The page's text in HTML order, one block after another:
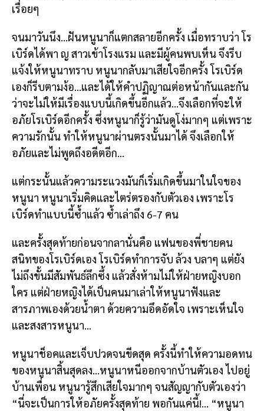
เรื่อยๆ
จนมาวันนึง…ฝันหนูนาก็แตกสลายอีกครั้ง เมื่อทราบว่า โร
เบิร์ดได้พา ญ สาวเข้าโรงแรม และมีผู้คนพบเห็น จึงรีบ
แจ้งให้หนูนาทราบ หนูนากลับมาเสียใจอีกครั้ง โรเบิร์ด
เองก็รีบตามง้อ…และได้ให้คำปฏิญาณต่อหน้ากันและกัน
ว่าจะไม่ให้มีเรื่องแบบนี้เกิดขึ้นอีกแล้ว…จึงเลือกที่จะให้
อภัยโรเบิร์ดอีกครั้ง ซึ่งหนูนาก็รู้ว่ามันดูโง่มากๆ แต่เพราะ
ความรักนั้น ทำให้หนูนาผ่านตรงนั้นมาได้ จึงเลือกให้
อภัยและไม่พูดถึงอดีตอีก…
แต่กระนั้นแล้วความระแวงมันก็เริ่มเกิดขึ้นมาในใจของ
หนูนา หนูนาเริ่มคิดและไตร่ตรองกับตัวเอง เพราะโร
เบิร์ดทำแบบนี้ซ้ำแล้ว ซ้ำเล่าถึง 6-7 คน
และครั้งสุดท้ายก่อนจากลานั่นคือ แฟนของพี่ชายคน
สนิทของโรเบิร์ดเอง โรเบิร์ดทำการจับ ล้วง บลาๆ แต่ยัง
ไม่ถึงขั้นมีสัมพันธ์ลึกซึ้ง แล้วสั่งห้ามไม่ให้ฝ่ายหญิงบอก
ใคร แต่ฝ่ายหญิงได้เป็นคนมาเล่าให้หนูนาฟังและ
สารภาพเองด้วยน้ำตา ด้วยความอึดอัดใจ เพราะเห็นใจ
และสงสารหนูนา…
หนูนาช็อคและเจ็บปวดจนขีดสุด ครั้งนี้ทำให้ความอดทน
ของหนูนาสิ้นสุดลง…หนูนาหนีออกจากบ้านตัวเอง ไปอยู่
บ้านเพื่อน หนูนารู้สึกเสียใจมากๆ จนสัญญากับตัวเองว่า
“นี่จะเป็นการให้อภัยครั้งสุดท้าย พอกันแค่นี้!… “หนูนา